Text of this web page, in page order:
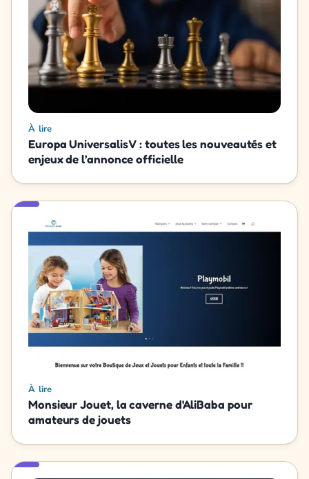
À lire
Europa Universalis V : toutes les nouveautés et
enjeux de l’annonce officielle
À lire
Monsieur Jouet, la caverne d'AliBaba pour
amateurs de jouets